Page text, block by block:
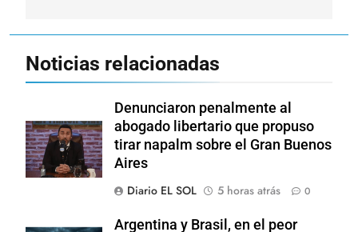
Noticias relacionadas
Denunciaron penalmente al
abogado libertario que propuso
tirar napalm sobre el Gran Buenos
Aires
Diario EL SOL
5 horas atrás 0
Argentina y Brasil, en el peor